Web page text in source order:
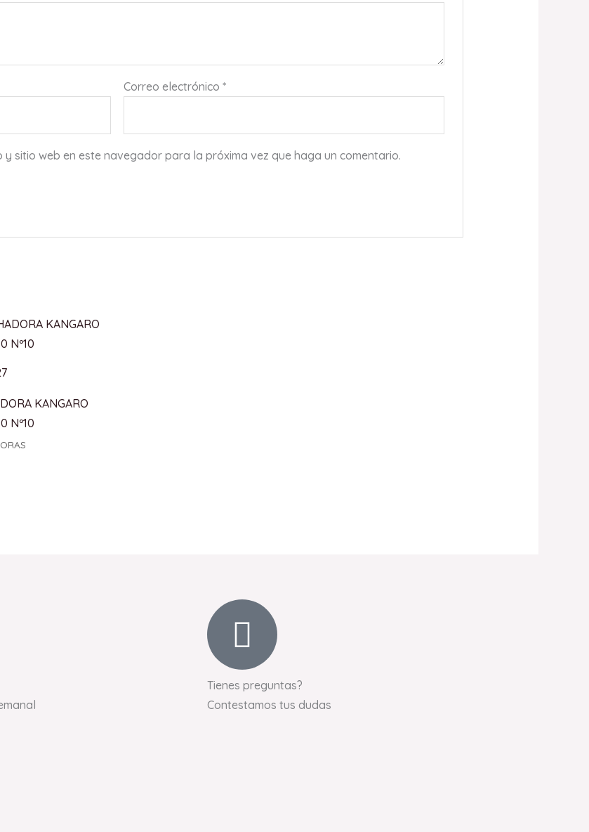
Correo electrónico*
sitio web en este navegador para la próxima vez que haga un comentario.
KANGARO
Nº10
Tienes preguntas?
Contestamos tus dudas